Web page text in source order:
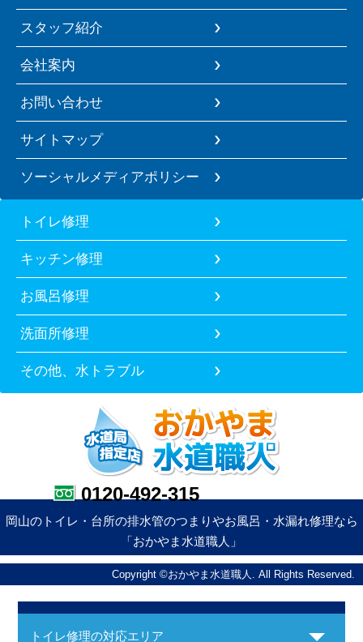
スタッフ紹介
会社案内
お問い合わせ
サイトマップ
ソーシャルメディアポリシー
トイレ修理
キッチン修理
お風呂修理
洗面所修理
その他、水トラブル
0120-492-315
岡山のトイレ・台所の排水管のつまりやお風呂・水漏れ修理なら
「おかやま水道職人」
Copyright ©おかやま水道職人. All Rights Reserved.
トイレ修理の対応エリア